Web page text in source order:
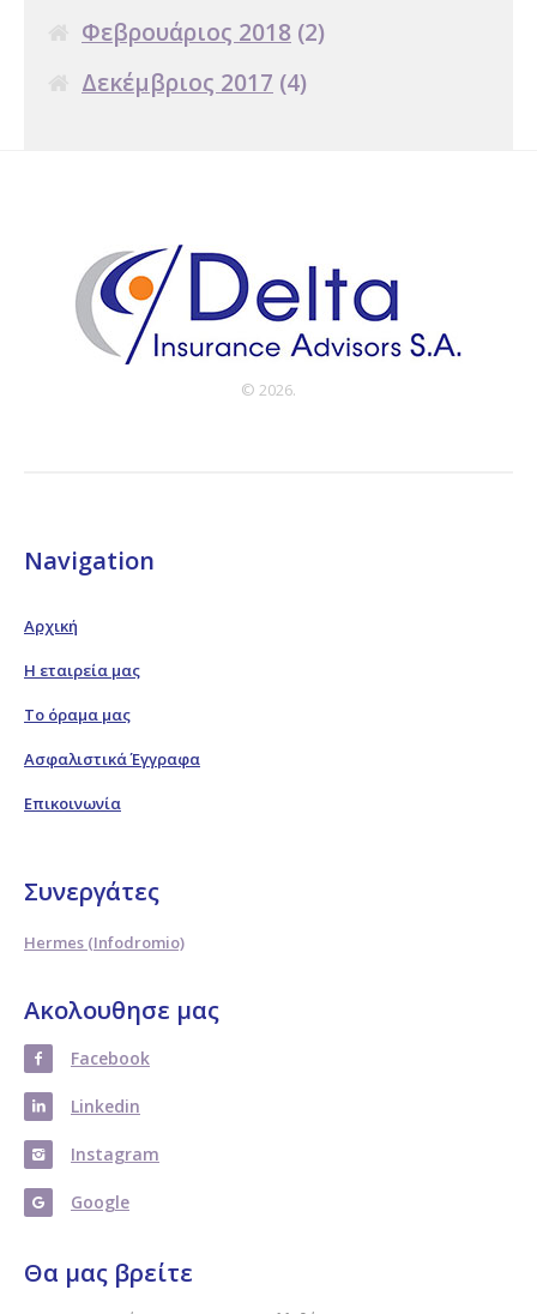
Φεβρουάριος 2018 (2)
Δεκέμβριος 2017 (4)
© 2026.
Navigation
Αρχική
Η εταιρεία μας
Το όραμα μας
Ασφαλιστικά Έγγραφα
Επικοινωνία
Συνεργάτες
Hermes (Infodromio)
Ακολουθησε μας
Facebook
Linkedin
Instagram
Google
Θα μας βρείτε